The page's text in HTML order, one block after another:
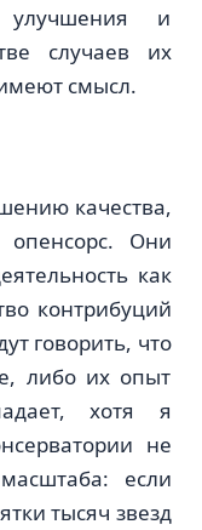
улучшения и
случаев их
смысл.
качества,
опенсорс. Они
как
контрибуций
говорить, что
либо их опыт
хотя я
не
если
тысяч звезд